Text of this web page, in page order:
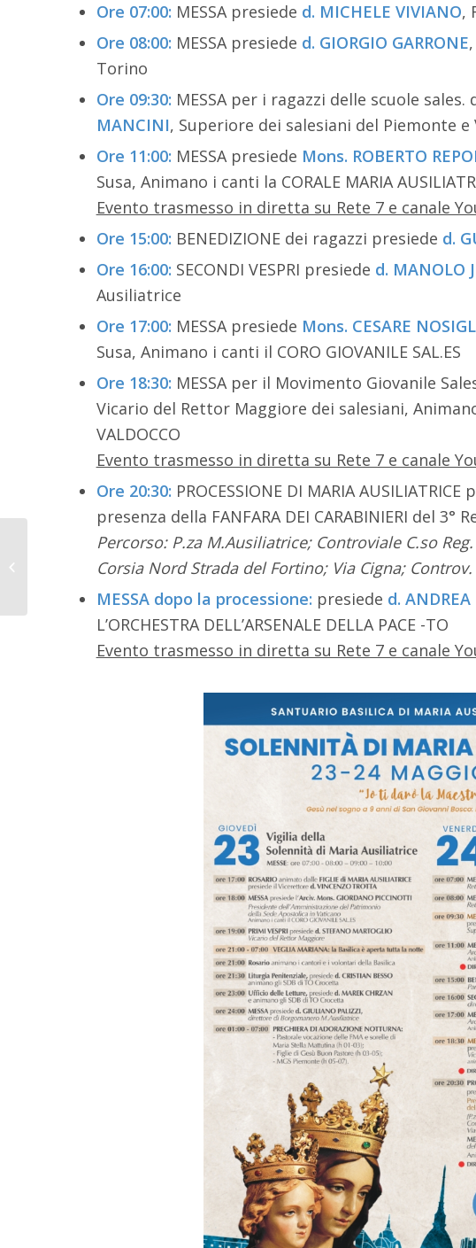
Ore 07:00: MESSA presiede d. MICHELE VIVIANO,
Ore 08:00: MESSA presiede d. GIORGIO GARRONE
Torino
Ore 09:30: MESSA per i ragazzi delle scuole
MANCINI, Superiore dei salesiani del Piemonte e
Ore 11:00: MESSA presiede Mons. ROBERTO
Susa, Animano i canti la CORALE MARIA
Evento trasmesso in diretta su Rete 7 e canale
Ore 15:00: BENEDIZIONE dei ragazzi presiede d.
Ore 16:00: SECONDI VESPRI presiede d. MANOLO
Ausiliatrice
Ore 17:00: MESSA presiede Mons. CESARE
Susa, Animano i canti il CORO GIOVANILE SAL.ES
Ore 18:30: MESSA per il Movimento Giovanile
Vicario del Rettor Maggiore dei salesiani, Animano
VALDOCCO
Evento trasmesso in diretta su Rete 7 e canale
Ore 20:30: PROCESSIONE DI MARIA AUSILIATRICE
presenza della FANFARA DEI CARABINIERI del 3°
Percorso: P.za M.Ausiliatrice; Controviale C.so
Corsia Nord Strada del Fortino; Via Cigna;
MESSA dopo la processione: presiede d. ANDREA
L’ORCHESTRA DELL’ARSENALE DELLA PACE -TO
Evento trasmesso in diretta su Rete 7 e canale
Sabato Sera al
Femminile: tornano le
testimonianze
Mariane dal mondo